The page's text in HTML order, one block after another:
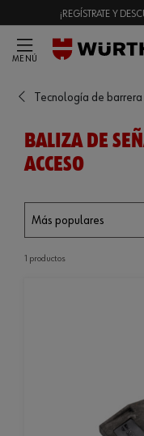
¡REGÍSTRATE Y
MENÚ
Tecnología de barrera
BALIZA DE
ACCESO
1 productos